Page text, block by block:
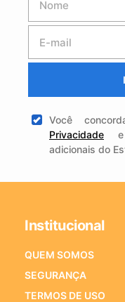
Você
Privacidade e
adicionais do
Institucional
QUEM SOMOS
SEGURANÇA
TERMOS DE USO